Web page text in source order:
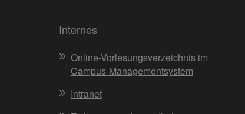
Internes
Online-Vorlesungsverzeichnis im
Campus-Managementsystem
Intranet